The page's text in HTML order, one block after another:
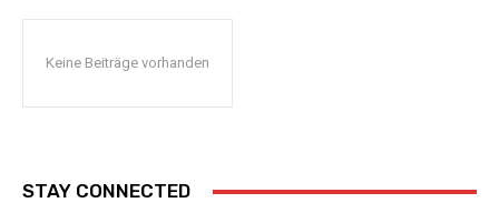
Keine Beiträge vorhanden
STAY CONNECTED